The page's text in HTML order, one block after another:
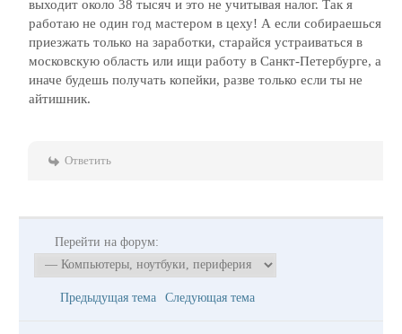
выходит около 38 тысяч и это не учитывая налог. Так я
работаю не один год мастером в цеху! А если собираешься
приезжать только на заработки, старайся устраиваться в
московскую область или ищи работу в Санкт-Петербурге, а
иначе будешь получать копейки, разве только если ты не
айтишник.
Ответить
Перейти на форум:
Предыдущая тема Следующая тема